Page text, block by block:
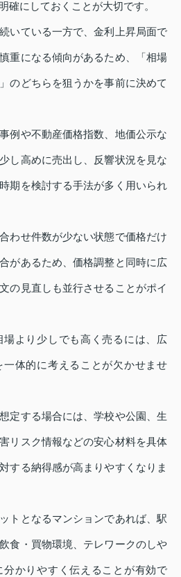
確にしておくことが大切です。
いている一方で、金利上昇局面で
重になる傾向があるため、「相場
のどちらを狙うかを事前に決めて
例や不動産価格指数、地価公示な
し高めに売出し、反響状況を見な
期を検討する手法が多く用いられ
わせ件数が少ない状態で価格だけ
があるため、価格調整と同時に広
の見直しも並行させることがポイ
場より少しでも高く売るには、広
体的に考えることが欠かせませ
定する場合には、学校や公園、生
リスク情報などの安心材料を具体
する納得感が高まりやすくなりま
トとなるマンションであれば、駅
食・買物環境、テレワークのしや
かりやすく伝えることが有効で